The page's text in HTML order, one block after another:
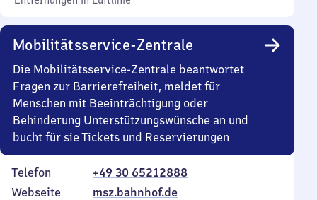
Mobilitätsservice-Zentrale
Die Mobilitätsservice-Zentrale beantwortet
Fragen zur Barrierefreiheit, meldet für
Menschen mit Beeinträchtigung oder
Behinderung Unterstützungswünsche an und
bucht für sie Tickets und Reservierungen
Telefon
+49 30 65212888
Webseite
msz.bahnhof.de